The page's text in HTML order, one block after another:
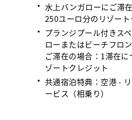
水上バンガローにご滞
250ユーロ分のリゾー
プランジプール付きス
ローまたはビーチフロ
ご滞在の場合：1滞在
ゾートクレジット
共通宿泊特典：空港 -
ービス（相乗り）